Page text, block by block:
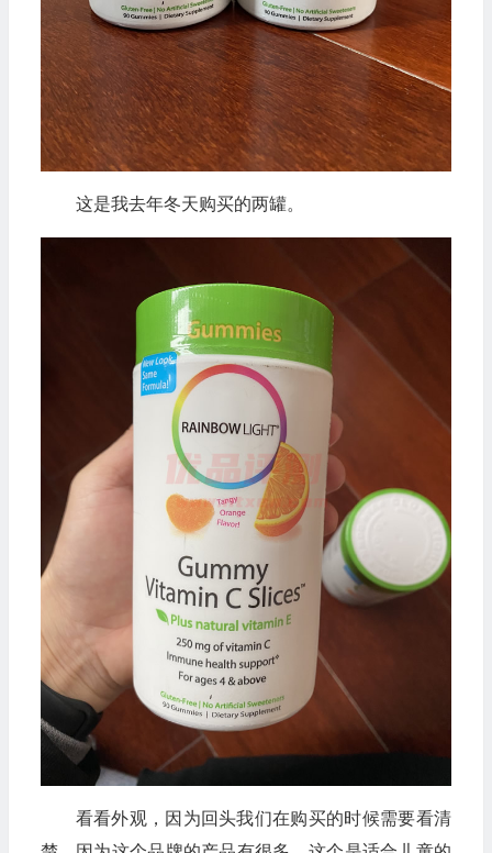
这是我去年冬天购买的两罐。
看看外观，因为回头我们在购买的时候需要看清